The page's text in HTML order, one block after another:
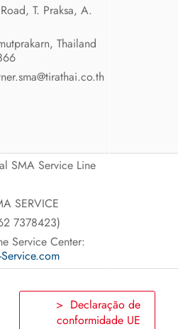
T. Praksa, A.
Thailand
SMA Service Line
SERVICE
7378423)
Service Center:
> Declaração de
conformidade UE